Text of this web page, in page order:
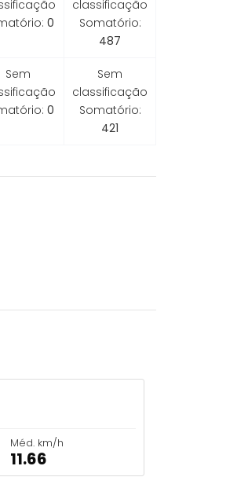
0
classificação
Somatório:
487
Sem
0
Sem
classificação
Somatório:
421
Méd. km/h
11.66